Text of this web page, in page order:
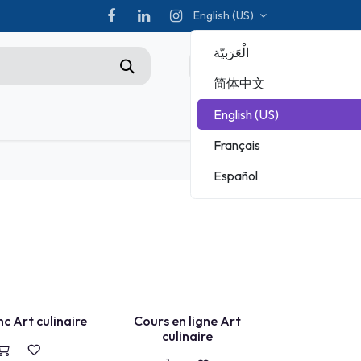
English (US)
الْعَرَبيّة
简体中文
English (US)
Français
Español
Art culinaire COURS EN LIGNE
Cours en ligne Art
culinaire